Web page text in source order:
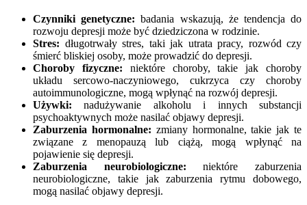
Czynniki genetyczne: badania wskazują, że tendencja do
rozwoju depresji może być dziedziczona w rodzinie.
Stres: długotrwały stres, taki jak utrata pracy, rozwód czy
śmierć bliskiej osoby, może prowadzić do depresji.
Choroby fizyczne: niektóre choroby, takie jak choroby
układu sercowo-naczyniowego, cukrzyca czy choroby
autoimmunologiczne, mogą wpłynąć na rozwój depresji.
Używki: nadużywanie alkoholu i innych substancji
psychoaktywnych może nasilać objawy depresji.
Zaburzenia hormonalne: zmiany hormonalne, takie jak te
związane z menopauzą lub ciążą, mogą wpłynąć na
pojawienie się depresji.
Zaburzenia neurobiologiczne: niektóre zaburzenia
neurobiologiczne, takie jak zaburzenia rytmu dobowego,
mogą nasilać objawy depresji.